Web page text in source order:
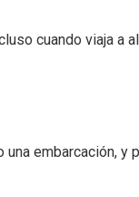
cuando viaja a
embarcación, y